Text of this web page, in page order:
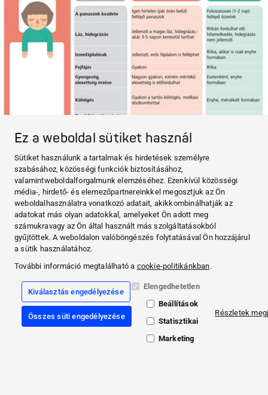
Ez a weboldal sütiket használ
Sütiket használunk a tartalmak és hirdetések személyre
szabásához, közösségi funkciók biztosításához,
valamintweboldalforgalmunk elemzéséhez. Ezenkívül közösségi
média-, hirdető- és elemezőpartnereinkkel megosztjuk az Ön
weboldalhasználatra vonatkozó adatait, akikkombinálhatják az
adatokat más olyan adatokkal, amelyeket Ön adott meg
számukravagy az Ön által használt más szolgáltatásokból
gyűjtöttek. A weboldalon valóböngészés folytatásával Ön hozzájárul
a sütik használatához.
További információ megtalálható a cookie-politikánkban.
Kiválasztás engedélyezése
Összes süti engedélyezése
Elengedhetetlen
Beállítások
Statisztikai
Marketing
Részletek
A HARTMANN-RÓL
HARTMANN-RICO Hungária Kft.
TERMÉKEK
Vérnyomásmérők
Lázmérő
VEROVAL® MEDI.CONNECT
Veroval® medi.connect applikáció
TUDÁSTÁR
Vérnyomásmérés
Stroke megelőzés
Lázmérés
KAPCSOLAT & EGYÉB
Kapcsolat
Gyakran Ismételt Kérdések
A HARTMANN-RÓL
TERMÉKEK